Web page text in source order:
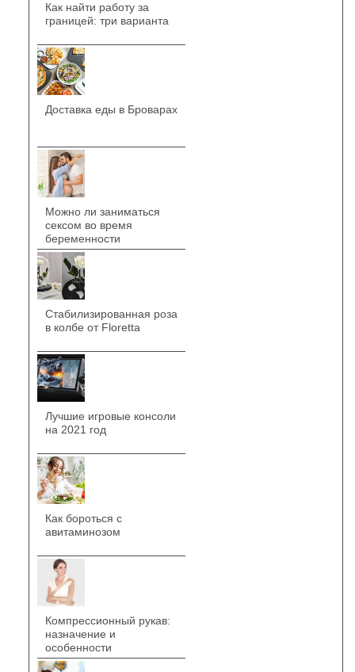
Как найти работу за
границей: три варианта
Доставка еды в Броварах
Можно ли заниматься
сексом во время
беременности
Стабилизированная роза
в колбе от Floretta
Лучшие игровые консоли
на 2021 год
Как бороться с
авитаминозом
Компрессионный рукав:
назначение и
особенности